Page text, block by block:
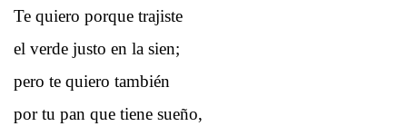
Te quiero porque trajiste
el verde justo en la sien;
pero te quiero también
por tu pan que tiene sueño,